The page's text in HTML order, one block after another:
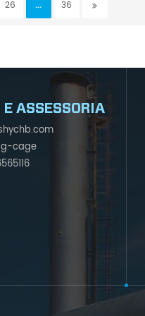
26 ... 36
ASSESSORIA
cage